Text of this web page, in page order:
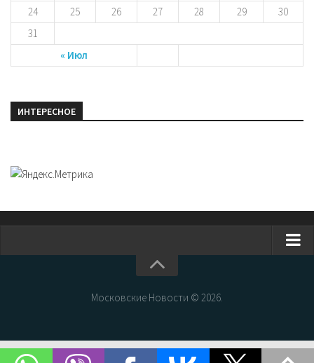
« Июл
24
25 26 27 28 29
30
31
ИНТЕРЕСНОЕ
Новости Москвы
Интересные места Москвы
Московские Новости © 2026.